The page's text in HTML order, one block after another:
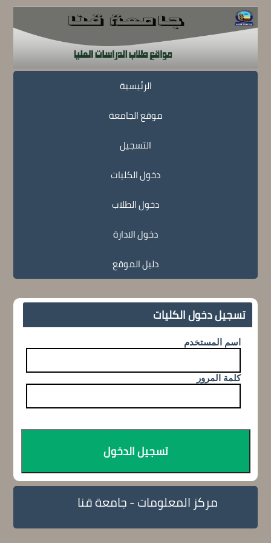
الرئيسية
موقع الجامعة
التسجيل
دخول الكليات
دخول الطلاب
دخول الادارة
دليل الموقع
تسجيل دخول الكليات
اسم المستخدم
كلمة المرور
مركز المعلومات - جامعة قنا